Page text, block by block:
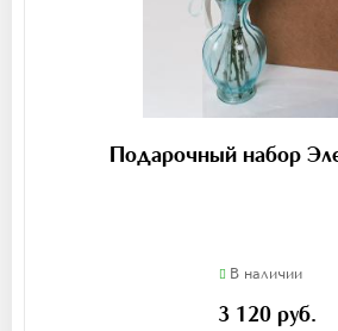
Подарочный набор
В наличии
3 120 руб.